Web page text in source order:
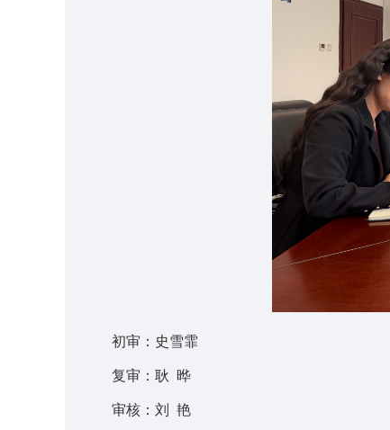
初审：史雪霏
复审：耿 晔
审核：刘 艳